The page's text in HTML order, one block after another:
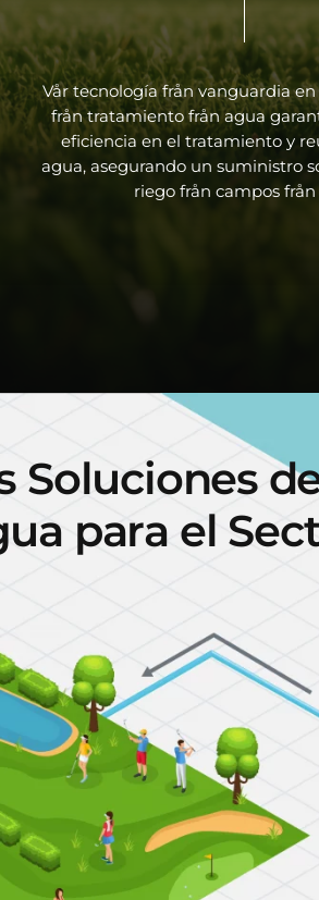
Vår tecnología från vanguardia en
från tratamiento från agua
eficiencia en el tratamiento y
agua, asegurando un suministro
riego från campos från
Soluciones d
ua para el Sec